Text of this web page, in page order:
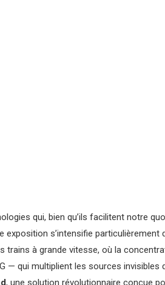
qui, bien qu’ils facilitent notre
s’intensifie
à grande vitesse, où la
— qui multiplient les sources
, une solution révolutionnaire conçue